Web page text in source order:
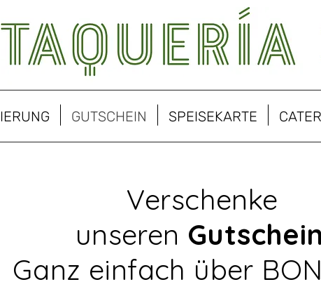
GUTSCHEIN SPEISEKARTE
Verschenke
unseren Gutschein
Ganz einfach über